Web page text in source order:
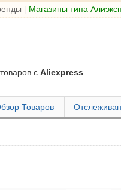
| Магазины типа
с Aliexpress
Товаров